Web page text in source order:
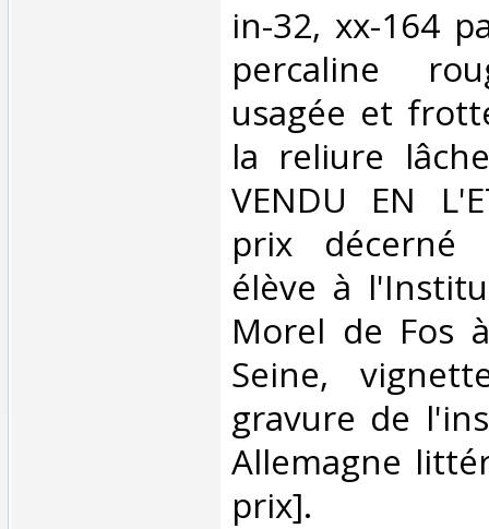
‎in-32, xx-164
percaline
usagée et
la reliure
VENDU EN
prix décerné
élève à
Morel de Fos
Seine,
gravure de
Allemagne
prix].‎